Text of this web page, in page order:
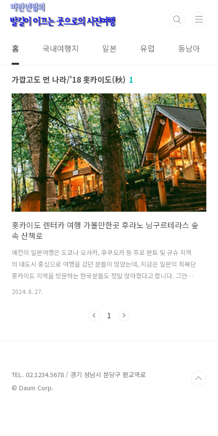
본문 바로가기
홈 국내여행지 일본 유럽 동남아
가깝고도 먼 나라/'18 홋카이도(秋) 1
홋카이도 렌터카 여행 가볼만한곳 후라노 닝구르테라스 숲
속 산책로
예전의 일본여행은 도쿄나 오사카, 후쿠오카 등 주로 본토 및 규슈 지역
의 대도시 중심으로 여행을 갔던 분들이 많았는데, 지금은 일본의 최북단
홋카이도 지역을 방문하는 한국분들도 정말 많아졌다고 합니다. 그만큼
일본 엔저의 영향으로 가보고자 하는 일본의 지역들이 점점 다양화 되고
된다면, 꼭 한 번 가볾나한곳으로 추천하는 곳이 있으니 바로 후라노 닝
2024. 8. 27.
1
TEL. 02.1234.5678 / 경기 성남시 분당구 판교역로
© Daum Corp.